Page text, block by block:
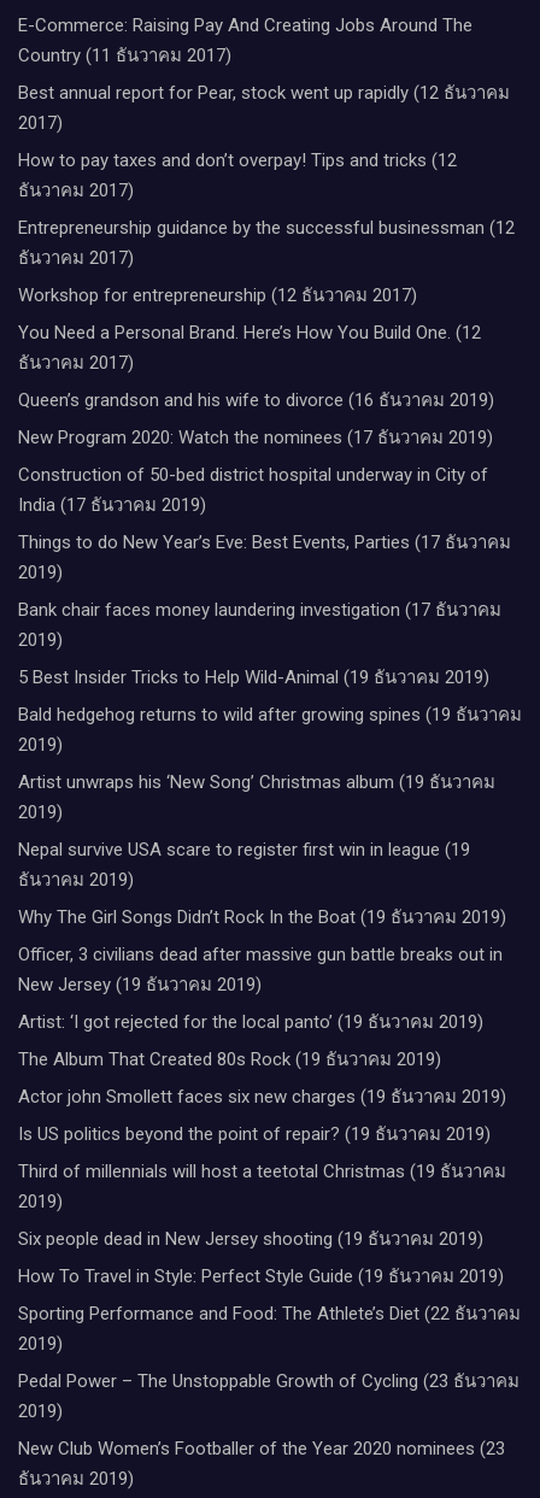
E-Commerce: Raising Pay And Creating Jobs Around The
Country (11 ธันวาคม 2017)
Best annual report for Pear, stock went up rapidly (12 ธันวาคม
2017)
How to pay taxes and don’t overpay! Tips and tricks (12
ธันวาคม 2017)
Entrepreneurship guidance by the successful businessman (12
ธันวาคม 2017)
Workshop for entrepreneurship (12 ธันวาคม 2017)
You Need a Personal Brand. Here’s How You Build One. (12
ธันวาคม 2017)
Queen’s grandson and his wife to divorce (16 ธันวาคม 2019)
New Program 2020: Watch the nominees (17 ธันวาคม 2019)
Construction of 50-bed district hospital underway in City of
India (17 ธันวาคม 2019)
Things to do New Year’s Eve: Best Events, Parties (17 ธันวาคม
2019)
Bank chair faces money laundering investigation (17 ธันวาคม
2019)
5 Best Insider Tricks to Help Wild-Animal (19 ธันวาคม 2019)
Bald hedgehog returns to wild after growing spines (19 ธันวาคม
2019)
Artist unwraps his ‘New Song’ Christmas album (19 ธันวาคม
2019)
Nepal survive USA scare to register first win in league (19
ธันวาคม 2019)
Why The Girl Songs Didn’t Rock In the Boat (19 ธันวาคม 2019)
Officer, 3 civilians dead after massive gun battle breaks out in
New Jersey (19 ธันวาคม 2019)
Artist: ‘I got rejected for the local panto’ (19 ธันวาคม 2019)
The Album That Created 80s Rock (19 ธันวาคม 2019)
Actor john Smollett faces six new charges (19 ธันวาคม 2019)
Is US politics beyond the point of repair? (19 ธันวาคม 2019)
Third of millennials will host a teetotal Christmas (19 ธันวาคม
2019)
Six people dead in New Jersey shooting (19 ธันวาคม 2019)
How To Travel in Style: Perfect Style Guide (19 ธันวาคม 2019)
Sporting Performance and Food: The Athlete’s Diet (22 ธันวาคม
2019)
Pedal Power – The Unstoppable Growth of Cycling (23 ธันวาคม
2019)
New Club Women’s Footballer of the Year 2020 nominees (23
ธันวาคม 2019)